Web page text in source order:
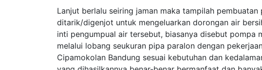
Lanjut berlalu seiring jaman maka tampilah
ditarik/digenjot untuk mengeluarkan dorongan air
inti pengumpual air tersebut, biasanya disebut pompa
melalui lobang seukuran pipa paralon dengan
Cipamokolan Bandung sesuai kebutuhan dan